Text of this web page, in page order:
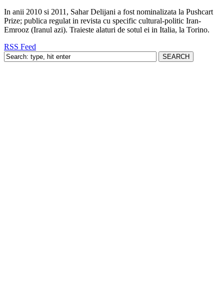
In anii 2010 si 2011, Sahar Delijani a fost nominalizata la Pushcart
Prize; publica regulat in revista cu specific cultural-politic Iran-
Emrooz (Iranul azi). Traieste alaturi de sotul ei in Italia, la Torino.
RSS Feed